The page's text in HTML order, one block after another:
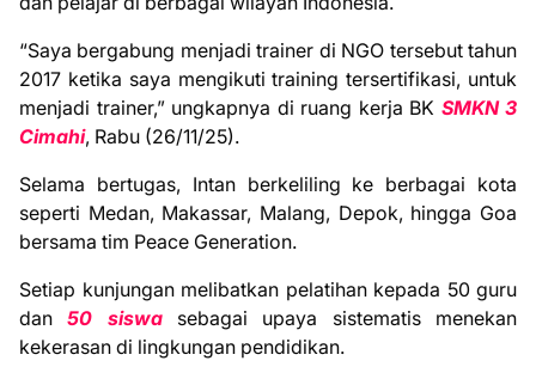
“Saya bergabung menjadi trainer di NGO tersebut tahun
2017 ketika saya mengikuti training tersertifikasi, untuk
menjadi trainer,” ungkapnya di ruang kerja BK SMKN 3
Cimahi, Rabu (26/11/25).
Selama bertugas, Intan berkeliling ke berbagai kota
seperti Medan, Makassar, Malang, Depok, hingga Goa
bersama tim Peace Generation.
Setiap kunjungan melibatkan pelatihan kepada 50 guru
dan50 siswasebagai upaya sistematis menekan
kekerasan di lingkungan pendidikan.